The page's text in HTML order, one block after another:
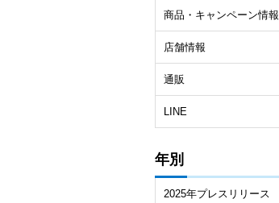
商品・キャンペーン情報
店舗情報
通販
LINE
年別
2025年プレスリリース